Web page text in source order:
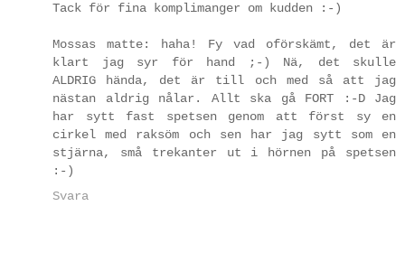
Tack för fina komplimanger om kudden :-)
Mossas matte: haha! Fy vad oförskämt, det är
klart jag syr för hand ;-) Nä, det skulle
ALDRIG hända, det är till och med så att jag
nästan aldrig nålar. Allt ska gå FORT :-D Jag
har sytt fast spetsen genom att först sy en
cirkel med raksöm och sen har jag sytt som en
stjärna, små trekanter ut i hörnen på spetsen
:-)
Svara